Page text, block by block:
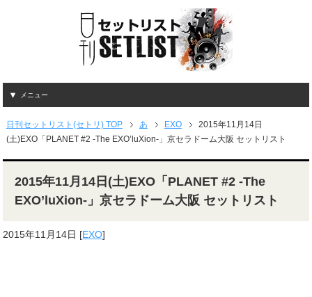
メニュー
日刊セットリスト(セトリ) TOP あ EXO
2015年11月14日
(土)EXO「PLANET #2 -The EXO’luXion-」京セラドーム大阪 セットリスト
2015年11月14日(土)EXO「PLANET #2 -The
EXO’luXion-」京セラドーム大阪 セットリスト
2015年11月14日 [EXO]